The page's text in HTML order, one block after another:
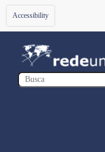
Toggle
navigation
Accessibility